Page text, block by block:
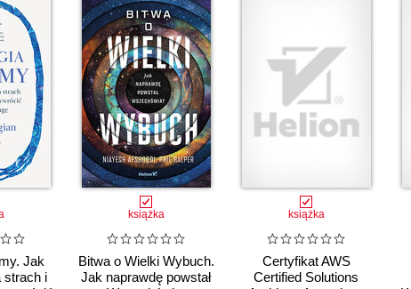
Jak
strach i
książka
Bitwa o Wielki Wybuch.
Jak naprawdę powstał
książka
Certyfikat AWS
Certified Solutions